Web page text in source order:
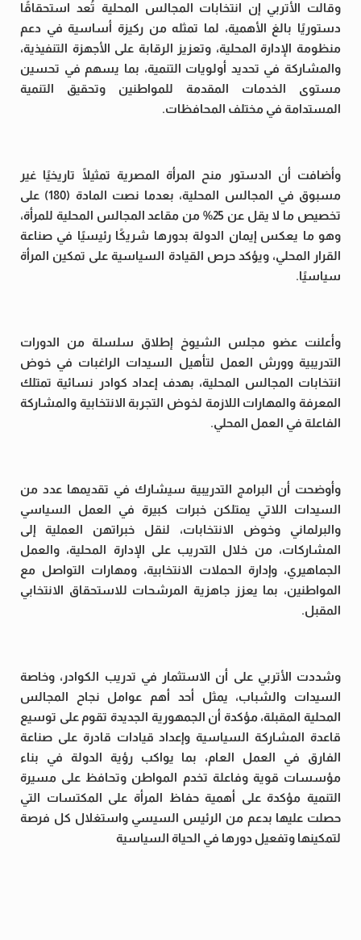
وقالت الأتربي إن انتخابات المجالس المحلية تُعد استحقاقًا
دستوريًا بالغ الأهمية، لما تمثله من ركيزة أساسية في دعم
منظومة الإدارة المحلية، وتعزيز الرقابة على الأجهزة التنفيذية،
والمشاركة في تحديد أولويات التنمية، بما يسهم في تحسين
مستوى الخدمات المقدمة للمواطنين وتحقيق التنمية
المستدامة في مختلف المحافظات.
وأضافت أن الدستور منح المرأة المصرية تمثيلًا تاريخيًا غير
مسبوق في المجالس المحلية، بعدما نصت المادة (180) على
تخصيص ما لا يقل عن 25% من مقاعد المجالس المحلية للمرأة،
وهو ما يعكس إيمان الدولة بدورها شريكًا رئيسيًا في صناعة
القرار المحلي، ويؤكد حرص القيادة السياسية على تمكين المرأة
سياسيًا.
وأعلنت عضو مجلس الشيوخ إطلاق سلسلة من الدورات
التدريبية وورش العمل لتأهيل السيدات الراغبات في خوض
انتخابات المجالس المحلية، بهدف إعداد كوادر نسائية تمتلك
المعرفة والمهارات اللازمة لخوض التجربة الانتخابية والمشاركة
الفاعلة في العمل المحلي.
وأوضحت أن البرامج التدريبية سيشارك في تقديمها عدد من
السيدات اللاتي يمتلكن خبرات كبيرة في العمل السياسي
والبرلماني وخوض الانتخابات، لنقل خبراتهن العملية إلى
المشاركات، من خلال التدريب على الإدارة المحلية، والعمل
الجماهيري، وإدارة الحملات الانتخابية، ومهارات التواصل مع
المواطنين، بما يعزز جاهزية المرشحات للاستحقاق الانتخابي
المقبل.
وشددت الأتربي على أن الاستثمار في تدريب الكوادر، وخاصة
السيدات والشباب، يمثل أحد أهم عوامل نجاح المجالس
المحلية المقبلة، مؤكدة أن الجمهورية الجديدة تقوم على توسيع
قاعدة المشاركة السياسية وإعداد قيادات قادرة على صناعة
الفارق في العمل العام، بما يواكب رؤية الدولة في بناء
مؤسسات قوية وفاعلة تخدم المواطن وتحافظ على مسيرة
التنمية مؤكدة على أهمية حفاظ المرأة على المكتسات التي
حصلت عليها بدعم من الرئيس السيسي واستغلال كل فرصة
لتمكينها وتفعيل دورها في الحياة السياسية